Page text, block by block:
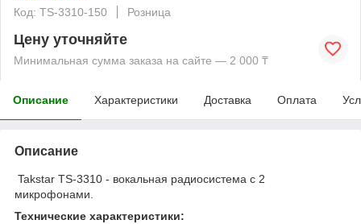
Код: TS-3310-150
Розница
Цену уточняйте
Минимальная сумма заказа на сайте — 2 000 ₸
Описание Характеристики Доставка Оплата
Описание
Takstar TS-3310 - вокальная радиосистема с 2
микрофонами.
Технические характеристики: